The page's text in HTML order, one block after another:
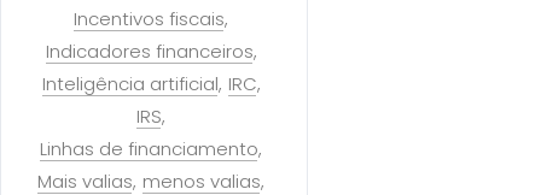
Incentivos fiscais
Indicadores financeiros
Inteligência artificial IRC
IRS
Linhas de financiamento
Mais valias menos valias